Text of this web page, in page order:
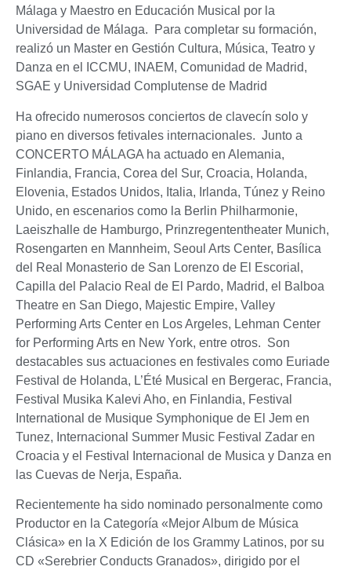
Málaga y Maestro en Educación Musical por la
Universidad de Málaga. Para completar su formación,
realizó un Master en Gestión Cultura, Música, Teatro y
Danza en el ICCMU, INAEM, Comunidad de Madrid,
SGAE y Universidad Complutense de Madrid
Ha ofrecido numerosos conciertos de clavecín solo y
piano en diversos fetivales internacionales. Junto a
CONCERTO MÁLAGA ha actuado en Alemania,
Finlandia, Francia, Corea del Sur, Croacia, Holanda,
Elovenia, Estados Unidos, Italia, Irlanda, Túnez y Reino
Unido, en escenarios como la Berlin Philharmonie,
Laeiszhalle de Hamburgo, Prinzregententheater Munich,
Rosengarten en Mannheim, Seoul Arts Center, Basílica
del Real Monasterio de San Lorenzo de El Escorial,
Capilla del Palacio Real de El Pardo, Madrid, el Balboa
Theatre en San Diego, Majestic Empire, Valley
Performing Arts Center en Los Argeles, Lehman Center
for Performing Arts en New York, entre otros. Son
destacables sus actuaciones en festivales como Euriade
Festival de Holanda, L’Été Musical en Bergerac, Francia,
Festival Musika Kalevi Aho, en Finlandia, Festival
International de Musique Symphonique de El Jem en
Tunez, Internacional Summer Music Festival Zadar en
Croacia y el Festival Internacional de Musica y Danza en
las Cuevas de Nerja, España.
Recientemente ha sido nominado personalmente como
Productor en la Categoría «Mejor Album de Música
Clásica» en la X Edición de los Grammy Latinos, por su
CD «Serebrier Conducts Granados», dirigido por el